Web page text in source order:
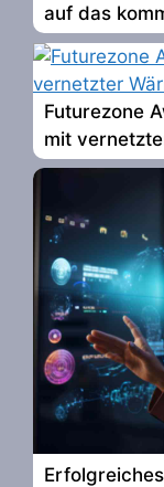
auf das
Futurezone
mit